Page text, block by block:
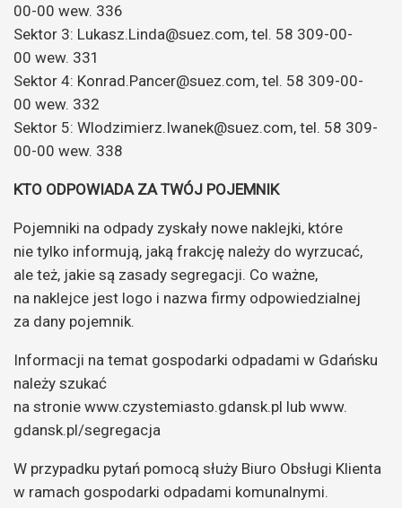
00-00 wew. 336
Sektor 3: Lukasz.Linda@suez.com, tel. 58 309-00-
00 wew. 331
Sektor 4: Konrad.Pancer@suez.com, tel. 58 309-00-
00 wew. 332
Sektor 5: Wlodzimierz.Iwanek@suez.com, tel. 58 309-
00-00 wew. 338
KTO ODPOWIADA ZA TWÓJ POJEMNIK
Pojemniki na odpady zyskały nowe naklejki, które
nie tylko informują, jaką frakcję należy do wyrzucać,
ale też, jakie są zasady segregacji. Co ważne,
na naklejce jest logo i nazwa firmy odpowiedzialnej
za dany pojemnik.
Informacji na temat gospodarki odpadami w Gdańsku
należy szukać
na stronie www.czystemiasto.gdansk.pl lub www.
gdansk.pl/segregacja
W przypadku pytań pomocą służy Biuro Obsługi Klienta
w ramach gospodarki odpadami komunalnymi.